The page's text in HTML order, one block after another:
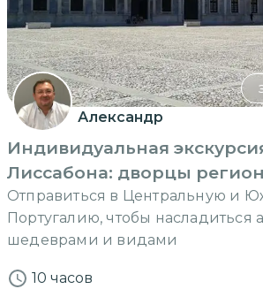
Александр
Индивидуальная
Лиссабона: дворцы
Отправиться в Центральную и
Португалию, чтобы насладиться
шедеврами и видами
10 часов